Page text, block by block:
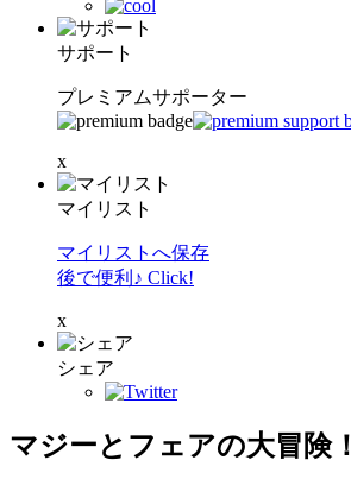
サポート
プレミアムサポーター
x
マイリスト
マイリストへ保存
後で便利♪ Click!
x
シェア
マジーとフェアの大冒険！